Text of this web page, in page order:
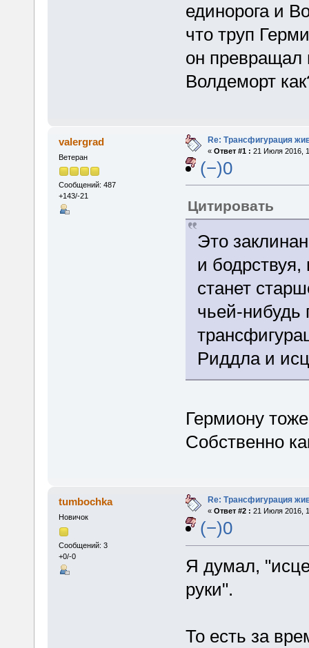
единорога и
что труп
он превращал
Волдеморт
valergrad
Ветеран
Сообщений: 487
+143/-21
Re: Трансфигурация
« Ответ #1 : 21 Июля 2016,
(−)0
Цитировать
Это
и
станет
чьей-
Риддла и
Гермиону
Собственно
tumbochka
Новичок
Сообщений: 3
+0/-0
Re: Трансфигурация
« Ответ #2 : 21 Июля 2016,
(−)0
Я думал,
руки".
То есть за